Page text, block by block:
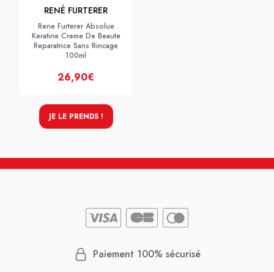
RENÉ FURTERER
Rene Furterer Absolue
Keratine Creme De Beaute
Reparatrice Sans Rincage
100ml
26,90€
JE LE PRENDS !
Paiement 100% sécurisé